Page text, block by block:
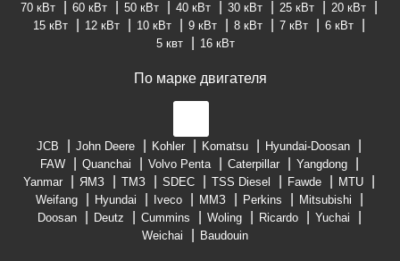
70 кВт
60 кВт 50 кВт 40 кВт 30 кВт 25 кВт
20 кВт
15 кВт
12 кВт 10 кВт 9 кВт 8 кВт 7 кВт
6 кВт
5 квт
16 кВт
По марке двигателя
JCB John Deere Kohler Komatsu
Hyundai-Doosan
FAW
Quanchai Volvo Penta Caterpillar
Yangdong
Yanmar
ЯМЗ ТМЗ SDEC TSS Diesel Fawde
MTU
Weifang
Hyundai Iveco ММЗ Perkins
Mitsubishi
Doosan
Deutz Cummins Woling Ricardo
Yuchai
Weichai
Baudouin